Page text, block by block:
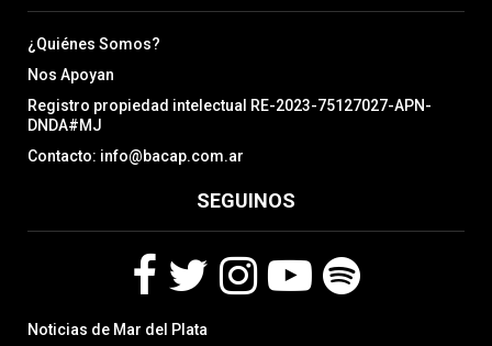
¿Quiénes Somos?
Nos Apoyan
Registro propiedad intelectual RE-2023-75127027-APN-
DNDA#MJ
Contacto: info@bacap.com.ar
SEGUINOS
a
w
Noticias de Mar del Plata